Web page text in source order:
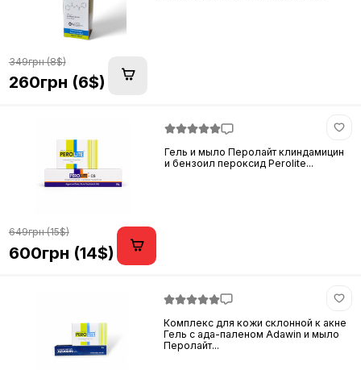
349грн (8$)
260грн (6$)
Гель и мыло Перолайт клиндамицин
и бензоил пероксид Perolite...
649грн (15$)
600грн (14$)
Комплекс для кожи склонной к акне
Гель с ада-паленом Adawin и мыло
Перолайт...